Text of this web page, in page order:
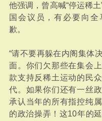
他强调，曾高喊“停运稀
国会议员，有必要向全
歉。
“请不要再躲在内阁集体
面。你们欠那些在集会
款支持反稀土运动的民
代。如果你们还有一丝
承认当年的所有指控纯
的政治操弄！这10年的